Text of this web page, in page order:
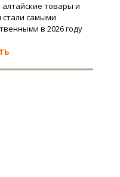
алтайские товары и
стали самыми
в 2026 году